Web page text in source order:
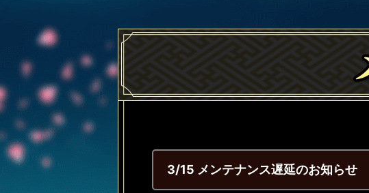
3/15 メンテナンス遅延のお知らせ